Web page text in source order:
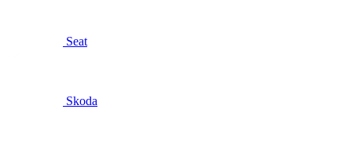
Seat
Skoda